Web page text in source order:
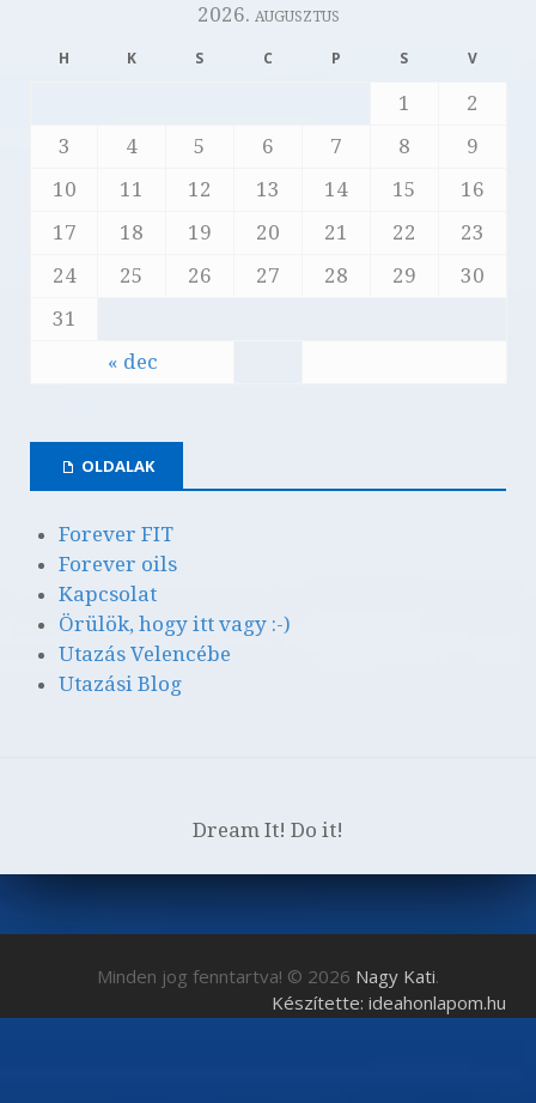
2026. augusztus
H K S C P S V
« dec
1
2
3
4 5 6 7 8
9
10
11 12 13 14 15
16
17
18 19 20 21 22
23
24
25 26 27 28 29
30
31
OLDALAK
Forever FIT
Forever oils
Kapcsolat
Örülök, hogy itt vagy :-)
Utazás Velencébe
Utazási Blog
Dream It! Do it!
Minden jog fenntartva! © 2026 Nagy Kati.
Készítette: ideahonlapom.hu